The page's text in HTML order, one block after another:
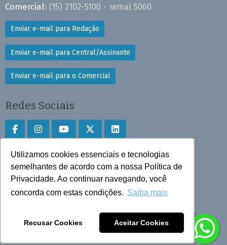
Utilizamos cookies essenciais e tecnologias
semelhantes de acordo com a nossa Política de
Privacidade. Ao continuar navegando, você
concorda com estas condições. Saiba mais
Recusar Cookies Aceitar Cookies
Comercial: (15) 2102-5100 - ramal 5060
Enviar e-mail para Redação
Enviar e-mail para Central/Assinante
Enviar e-mail para o Comercial
Redes Sociais
Faça download do aplicativo
Play Store e App Store
Todos os direitos reservados © 2025 Cruzeiro do Sul